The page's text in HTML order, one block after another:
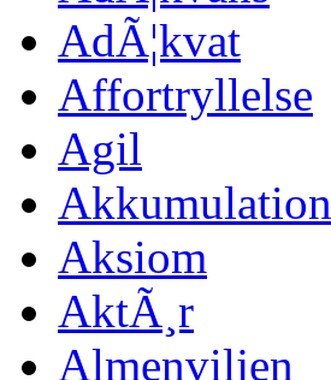
AdÃ¦kvat
Affortryllelse
Agil
Akkumulation
Aksiom
AktÃ¸r
Almenviljen